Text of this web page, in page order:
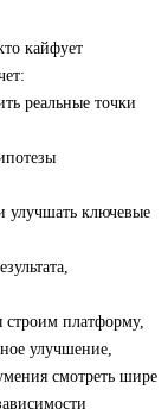
кайфует
реальные точки
улучшать ключевые
платформу,
улучшение,
смотреть шире